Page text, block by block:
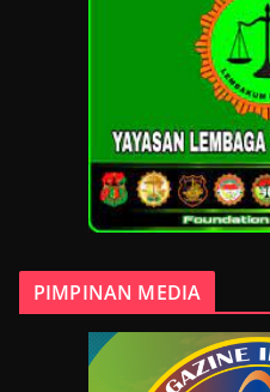
PIMPINAN MEDIA